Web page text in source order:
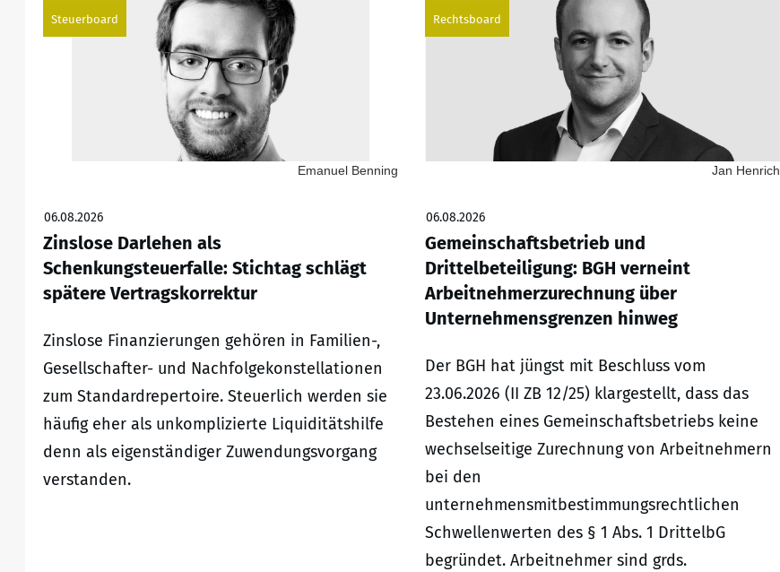
Steuerboard
Emanuel Benning
06.08.2026
Zinslose Darlehen als
Schenkungsteuerfalle: Stichtag schlägt
spätere Vertragskorrektur
Zinslose Finanzierungen gehören in Familien-,
Gesellschafter- und Nachfolgekonstellationen
zum Standardrepertoire. Steuerlich werden sie
häufig eher als unkomplizierte Liquiditätshilfe
denn als eigenständiger Zuwendungsvorgang
verstanden.
Rechtsboard
Jan Henrich
06.08.2026
Gemeinschaftsbetrieb und
Drittelbeteiligung: BGH verneint
Arbeitnehmerzurechnung über
Unternehmensgrenzen hinweg
Der BGH hat jüngst mit Beschluss vom
23.06.2026 (II ZB 12/25) klargestellt, dass das
Bestehen eines Gemeinschaftsbetriebs keine
wechselseitige Zurechnung von Arbeitnehmern
bei den
unternehmensmitbestimmungsrechtlichen
Schwellenwerten des § 1 Abs. 1 DrittelbG
begründet. Arbeitnehmer sind grds.